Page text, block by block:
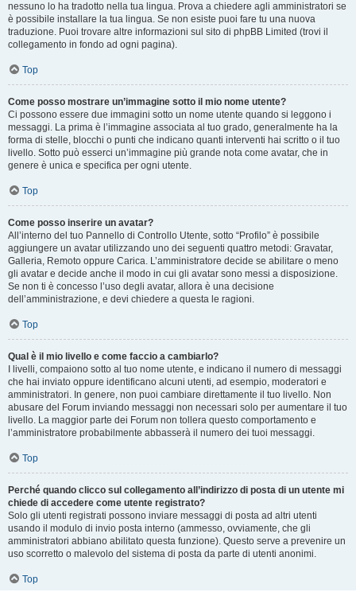
nessuno lo ha tradotto nella tua lingua. Prova a chiedere agli amministratori se
è possibile installare la tua lingua. Se non esiste puoi fare tu una nuova
traduzione. Puoi trovare altre informazioni sul sito di phpBB Limited (trovi il
collegamento in fondo ad ogni pagina).
Top
Come posso mostrare un’immagine sotto il mio nome utente?
Ci possono essere due immagini sotto un nome utente quando si leggono i
messaggi. La prima è l’immagine associata al tuo grado, generalmente ha la
forma di stelle, blocchi o punti che indicano quanti interventi hai scritto o il tuo
livello. Sotto può esserci un’immagine più grande nota come avatar, che in
genere è unica e specifica per ogni utente.
Top
Come posso inserire un avatar?
All’interno del tuo Pannello di Controllo Utente, sotto “Profilo” è possibile
aggiungere un avatar utilizzando uno dei seguenti quattro metodi: Gravatar,
Galleria, Remoto oppure Carica. L’amministratore decide se abilitare o meno
gli avatar e decide anche il modo in cui gli avatar sono messi a disposizione.
Se non ti è concesso l’uso degli avatar, allora è una decisione
dell’amministrazione, e devi chiedere a questa le ragioni.
Top
Qual è il mio livello e come faccio a cambiarlo?
I livelli, compaiono sotto al tuo nome utente, e indicano il numero di messaggi
che hai inviato oppure identificano alcuni utenti, ad esempio, moderatori e
amministratori. In genere, non puoi cambiare direttamente il tuo livello. Non
abusare del Forum inviando messaggi non necessari solo per aumentare il tuo
livello. La maggior parte dei Forum non tollera questo comportamento e
l’amministratore probabilmente abbasserà il numero dei tuoi messaggi.
Top
Perché quando clicco sul collegamento all’indirizzo di posta di un utente mi
chiede di accedere come utente registrato?
Solo gli utenti registrati possono inviare messaggi di posta ad altri utenti
usando il modulo di invio posta interno (ammesso, ovviamente, che gli
amministratori abbiano abilitato questa funzione). Questo serve a prevenire un
uso scorretto o malevolo del sistema di posta da parte di utenti anonimi.
Top